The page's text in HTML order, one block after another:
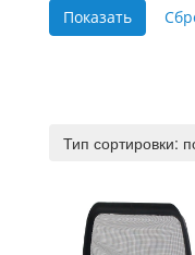
Тип сортировки: